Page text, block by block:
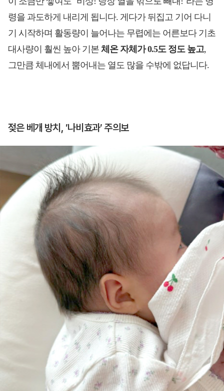
령을 과도하게 내리게 됩니다. 게다가 뒤집고 기어 다니
기 시작하며 활동량이 늘어나는 무렵에는 어른보다 기초
대사량이 훨씬 높아 기본 체온 자체가 0.5도 정도 높고,
그만큼 체내에서 뿜어내는 열도 많을 수밖에 없답니다.
젖은 베개 방치, ′나비효과′ 주의보